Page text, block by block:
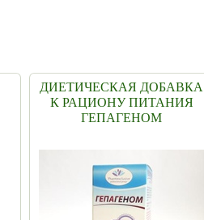
ДИЕТИЧЕСКАЯ ДОБАВКА
К РАЦИОНУ ПИТАНИЯ
ГЕПАГЕНОМ